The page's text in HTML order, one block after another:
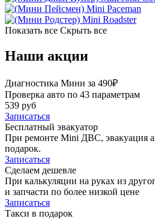
Mini Paceman
Mini Roadster
Показать все Скрыть все
Наши акции
Диагностика Мини за 490₽
Проверка авто по 43 параметрам
539 руб
Записаться
Бесплатный эвакуатор
При ремонте Mini ДВС, эвакуация
подарок.
Записаться
Сделаем дешевле
При калькуляции на руках из
и запчасти по более низкой цене
Записаться
Такси в подарок